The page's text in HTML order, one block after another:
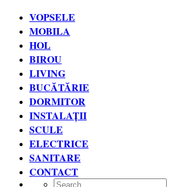
VOPSELE
MOBILA
HOL
BIROU
LIVING
BUCĂTĂRIE
DORMITOR
INSTALAȚII
SCULE
ELECTRICE
SANITARE
CONTACT
Search